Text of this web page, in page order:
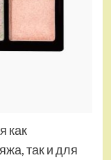
как
так и для